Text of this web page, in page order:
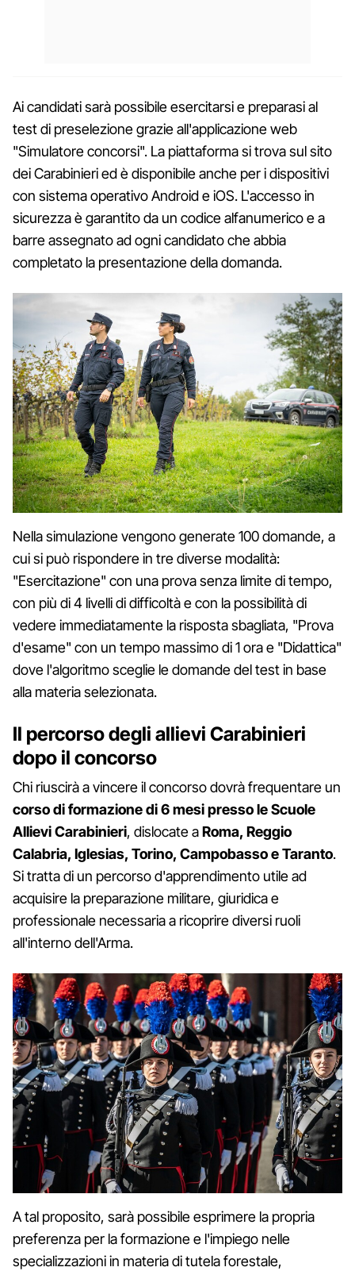
Ai candidati sarà possibile esercitarsi e preparasi al
test di preselezione grazie all'applicazione web
"Simulatore concorsi". La piattaforma si trova sul sito
dei Carabinieri ed è disponibile anche per i dispositivi
con sistema operativo Android e iOS. L'accesso in
sicurezza è garantito da un codice alfanumerico e a
barre assegnato ad ogni candidato che abbia
completato la presentazione della domanda.
Nella simulazione vengono generate 100 domande, a
cui si può rispondere in tre diverse modalità:
"Esercitazione" con una prova senza limite di tempo,
con più di 4 livelli di difficoltà e con la possibilità di
vedere immediatamente la risposta sbagliata, "Prova
d'esame" con un tempo massimo di 1 ora e "Didattica"
dove l'algoritmo sceglie le domande del test in base
alla materia selezionata.
Il percorso degli allievi Carabinieri
dopo il concorso
Chi riuscirà a vincere il concorso dovrà frequentare un
corso di formazione di 6 mesi presso le Scuole
Allievi Carabinieri, dislocate aRoma, Reggio
Calabria, Iglesias, Torino, Campobasso e Taranto.
Si tratta di un percorso d'apprendimento utile ad
acquisire la preparazione militare, giuridica e
professionale necessaria a ricoprire diversi ruoli
all'interno dell'Arma.
A tal proposito, sarà possibile esprimere la propria
preferenza per la formazione e l'impiego nelle
specializzazioni in materia di tutela forestale,